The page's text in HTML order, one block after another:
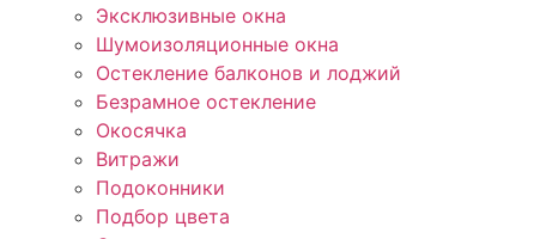
Эксклюзивные окна
Шумоизоляционные окна
Остекление балконов и лоджий
Безрамное остекление
Окосячка
Витражи
Подоконники
Подбор цвета